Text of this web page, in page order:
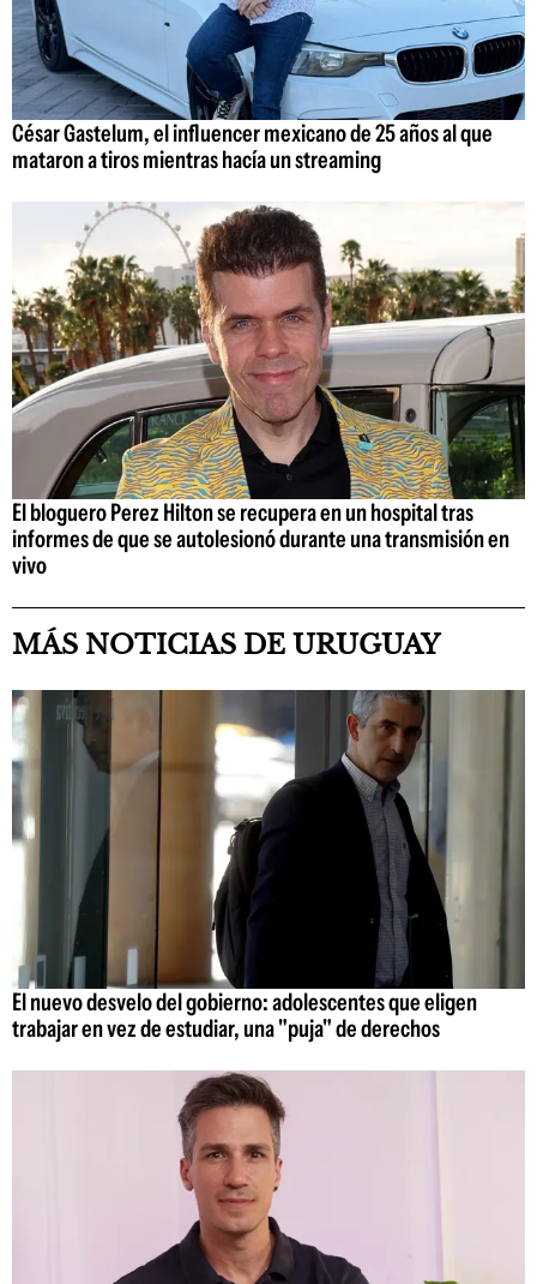
César Gastelum, el influencer mexicano de 25 años al que
mataron a tiros mientras hacía un streaming
El bloguero Perez Hilton se recupera en un hospital tras
informes de que se autolesionó durante una transmisión en
vivo
MÁS NOTICIAS DE URUGUAY
El nuevo desvelo del gobierno: adolescentes que eligen
trabajar en vez de estudiar, una "puja" de derechos